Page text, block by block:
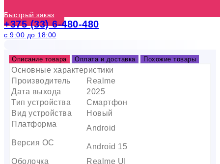
Быстрый заказ
+375 (33) 6-480-480
с 9:00 до 18:00
Описание товара Оплата и доставка Похожие товары
Основные характеристики
Производитель
Realme
Дата выхода
2025
Тип устройства
Смартфон
Вид устройства
Новый
Платформа
Android
Версия ОС
Android 15
Оболочка
Realme UI